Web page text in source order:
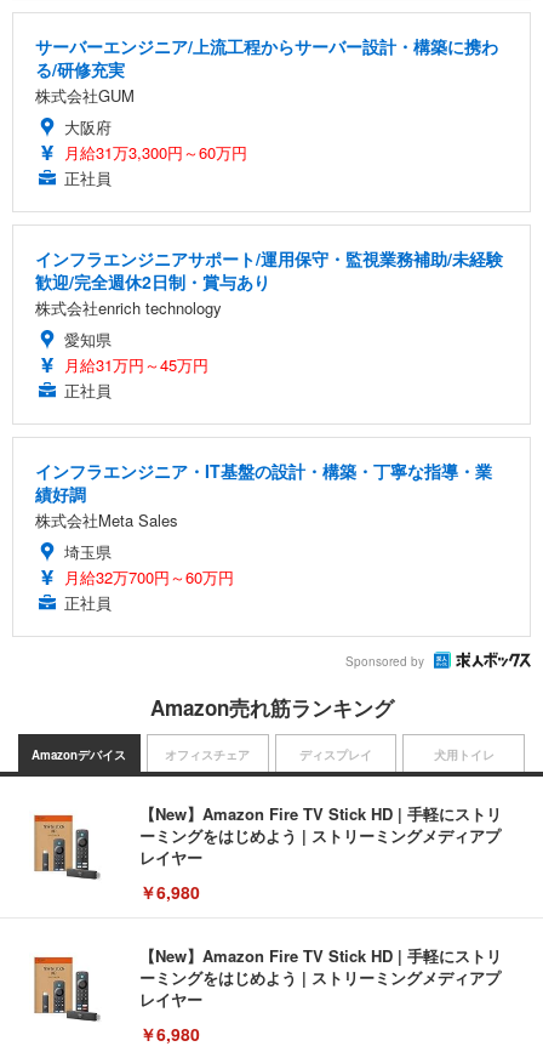
サーバーエンジニア/上流工程からサーバー設計・構築に携わ
る/研修充実
株式会社GUM
大阪府
月給31万3,300円～60万円
正社員
インフラエンジニアサポート/運用保守・監視業務補助/未経験
歓迎/完全週休2日制・賞与あり
株式会社enrich technology
愛知県
月給31万円～45万円
正社員
インフラエンジニア・IT基盤の設計・構築・丁寧な指導・業
績好調
株式会社Meta Sales
埼玉県
月給32万700円～60万円
正社員
Sponsored by
Amazon売れ筋ランキング
Amazonデバイス
【New】Amazon Fire TV Stick HD | 手軽にストリ
ーミングをはじめよう | ストリーミングメディアプ
レイヤー
￥6,980
【New】Amazon Fire TV Stick HD | 手軽にストリ
ーミングをはじめよう | ストリーミングメディアプ
レイヤー
￥6,980
オフィスチェア ディスプレイ 犬用トイレ